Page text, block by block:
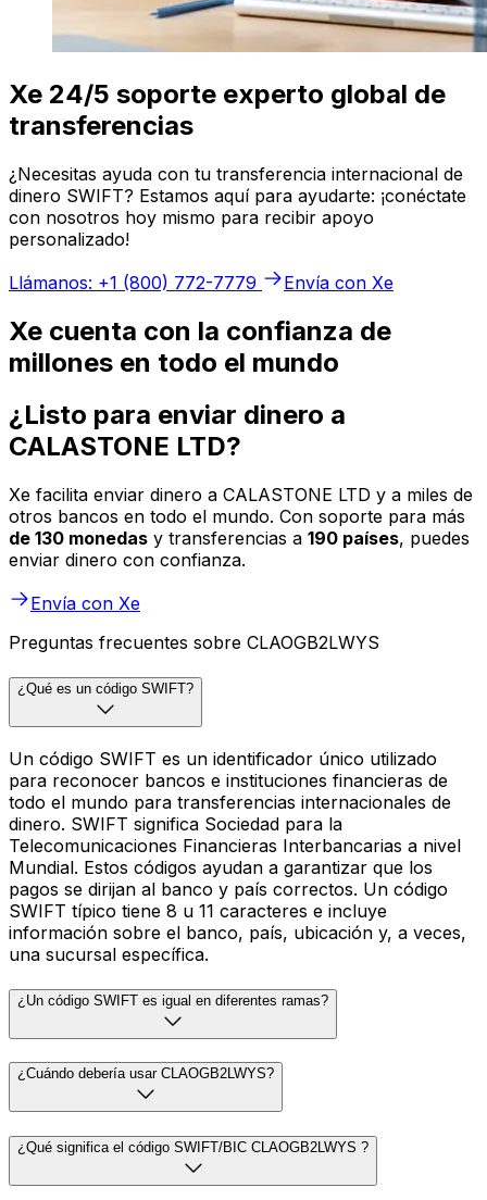
Xe 24/5 soporte experto global de
transferencias
¿Necesitas ayuda con tu transferencia internacional de
dinero SWIFT? Estamos aquí para ayudarte: ¡conéctate
con nosotros hoy mismo para recibir apoyo
personalizado!
Llámanos: +1 (800) 772-7779
Envía con Xe
Xe cuenta con la confianza de
millones en todo el mundo
¿Listo para enviar dinero a
CALASTONE LTD?
Xe facilita enviar dinero a CALASTONE LTD y a miles de
otros bancos en todo el mundo. Con soporte para más
de 130 monedas y transferencias a 190 países, puedes
enviar dinero con confianza.
Envía con Xe
Preguntas frecuentes sobre CLAOGB2LWYS
¿Qué es un código SWIFT?
Un código SWIFT es un identificador único utilizado
para reconocer bancos e instituciones financieras de
todo el mundo para transferencias internacionales de
dinero. SWIFT significa Sociedad para la
Telecomunicaciones Financieras Interbancarias a nivel
Mundial. Estos códigos ayudan a garantizar que los
pagos se dirijan al banco y país correctos. Un código
SWIFT típico tiene 8 u 11 caracteres e incluye
información sobre el banco, país, ubicación y, a veces,
una sucursal específica.
¿Un código SWIFT es igual en diferentes ramas?
¿Cuándo debería usar CLAOGB2LWYS?
¿Qué significa el código SWIFT/BIC CLAOGB2LWYS ?